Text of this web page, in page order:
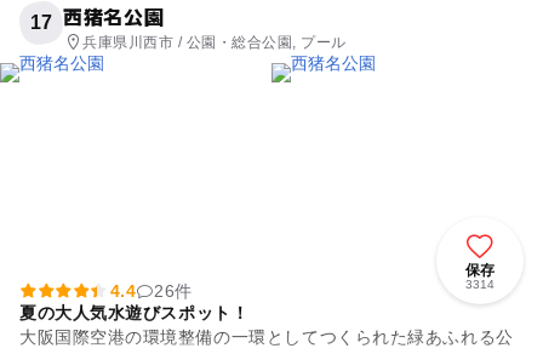
17 西猪名公園
兵庫県川西市 / 公園・総合公園, プール
保存
3314
4.4
26件
夏の大人気水遊びスポット！
大阪国際空港の環境整備の一環としてつくられた緑あふれる公